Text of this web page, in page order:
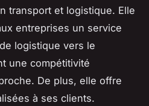
transport et logistique. Elle
entreprises un service
logistique vers le
une compétitivité
De plus, elle offre
à ses clients.